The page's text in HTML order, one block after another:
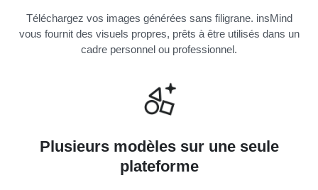
Téléchargez vos images générées sans filigrane. insMind
vous fournit des visuels propres, prêts à être utilisés dans un
cadre personnel ou professionnel.
Plusieurs modèles sur une seule
plateforme